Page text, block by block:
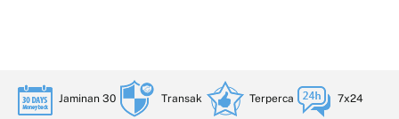
Jaminan 30 Transak Terperca 7x24